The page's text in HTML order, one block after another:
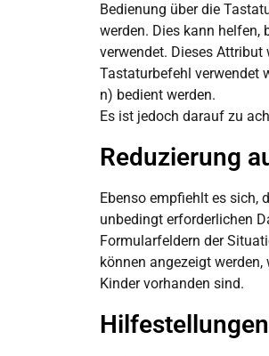
Bedienung über die
werden. Dies kann helfen,
verwendet. Dieses
Tastaturbefehl verwendet
n) bedient werden.
Es ist jedoch darauf zu
Reduzierung
Ebenso empfiehlt es sich,
unbedingt erforderlichen
Formularfeldern der
können angezeigt
Kinder vorhanden sind.